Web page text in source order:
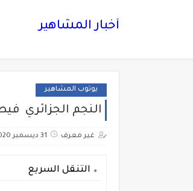
أخبار المشاهير
يوتوب المشاهير
النجم الجزائري
غير معرف 31 ديسمبر 2020
التنقل السريع